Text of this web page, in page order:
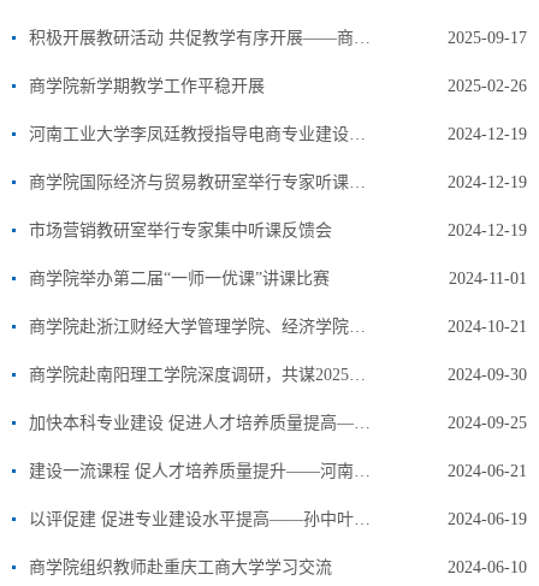
积极开展教研活动 共促教学有序开展——商学院教研活动开展小记 2025-09-17
商学院新学期教学工作平稳开展 2025-02-26
河南工业大学李凤廷教授指导电商专业建设及课堂教学 2024-12-19
商学院国际经济与贸易教研室举行专家听课反馈会 2024-12-19
市场营销教研室举行专家集中听课反馈会 2024-12-19
商学院举办第二届“一师一优课”讲课比赛 2024-11-01
商学院赴浙江财经大学管理学院、经济学院进行专业人培调研 2024-10-21
商学院赴南阳理工学院深度调研，共谋2025版本科人才培养方案新篇章 2024-09-30
加快本科专业建设 促进人才培养质量提高——华北水利水电大学黄伟教授到我院做国家一流本科专业建设讲座 2024-09-25
建设一流课程 促人才培养质量提升——河南牧业经济学院李艳菊教授应邀为商学院教师作讲座 2024-06-21
以评促建 促进专业建设水平提高——孙中叶教授到我院做“建设一流专业、促人才质量提升”专题讲座 2024-06-19
商学院组织教师赴重庆工商大学学习交流 2024-06-10